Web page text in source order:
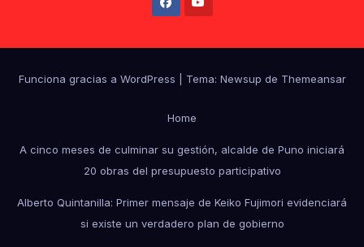
Funciona gracias a WordPress Tema: Newsup de Themeansar
Home
A cinco meses de culminar su gestión, alcalde de Puno iniciará
20 obras del presupuesto participativo
Alberto Quintanilla: Primer mensaje de Keiko Fujimori evidenciará
si existe un verdadero plan de gobierno